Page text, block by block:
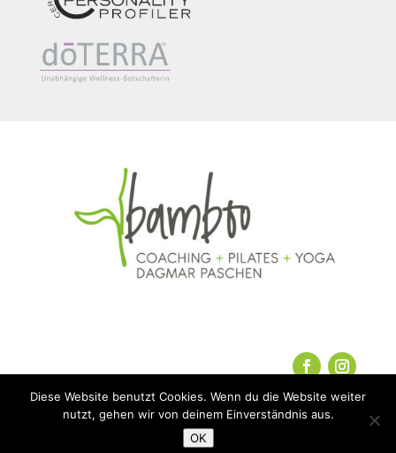
AGBs Impressum Datenschutz
Diese Website benutzt Cookies. Wenn du die Website weiter
nutzt, gehen wir von deinem Einverständnis aus.
OK